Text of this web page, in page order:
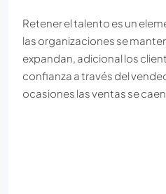
Retener el talento es un
las organizaciones se
expandan, adicional los
confianza a través del
ocasiones las ventas se